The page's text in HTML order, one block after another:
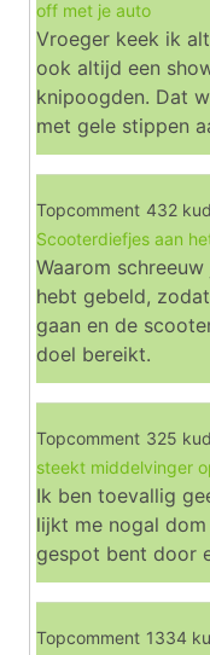
off met je auto
Vroeger keek ik
ook altijd een
knipoogden. Dat
met gele stippen
Topcomment 432
Scooterdiefjes aan
Waarom
hebt gebeld,
gaan en de
doel bereikt.
Topcomment 325
steekt middelvinger
Ik ben toevallig
lijkt me nogal
gespot bent door
Topcomment 1334